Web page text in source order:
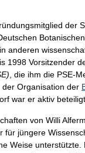
der
anderen
1998 Vorsitzender
, die ihm die PSE-
der Organisation der
war er aktiv
von Willi
für jüngere
Weise unterstützte.